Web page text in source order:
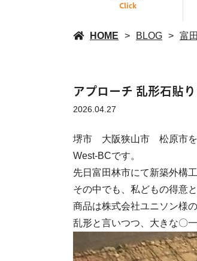
Click
HOME BLOG 富
アプローチ 乱形石貼
2026.04.27
堺市 大阪狭山市 松原市を
West-BCです。
先日富田林市にて新築外構
その中でも、私どもの得意
商品は株式会社ユニソン様の
乱形と言いつつ、大きな〇